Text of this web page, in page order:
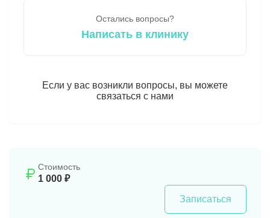
Остались вопросы?
Написать в клинику
Если у вас возникли вопросы, вы можете
связаться с нами
Стоимость
1 000 ₽
Записаться